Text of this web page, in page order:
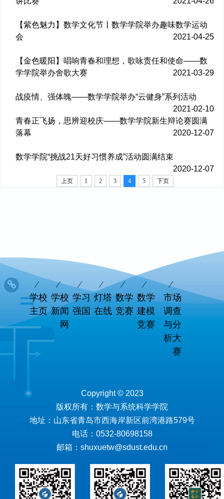
【紫色魅力】数学文化节丨数学学院举办趣味数学运动
会
2021-04-25
【金色暖阳】唱响青春和理想，歌咏责任和使命——数
学学院举办舍歌大赛
2021-03-29
战疫情、强体魄——数学学院举办“云健身”系列活动
2021-02-10
青春正飞扬，思辨迎校庆——数学学院新生辩论赛圆满
落幕
2020-12-07
数学学院“挑战21天好习惯养成”活动圆满结束
2020-12-07
上页 1 2 3 4 5 下页
学校
主页
学校
新闻
网
学习
强国
灯塔
在线
数学
竞赛
数学
建模
竞赛
市场
调查
与分
析大
赛
Copyright © 2023
版权所有：数学与系统科学学院
地址：山东省青岛市西海岸新区前湾港路579号
电话：0532-80698158
邮箱：shuxuetw@sdust.edu.cn